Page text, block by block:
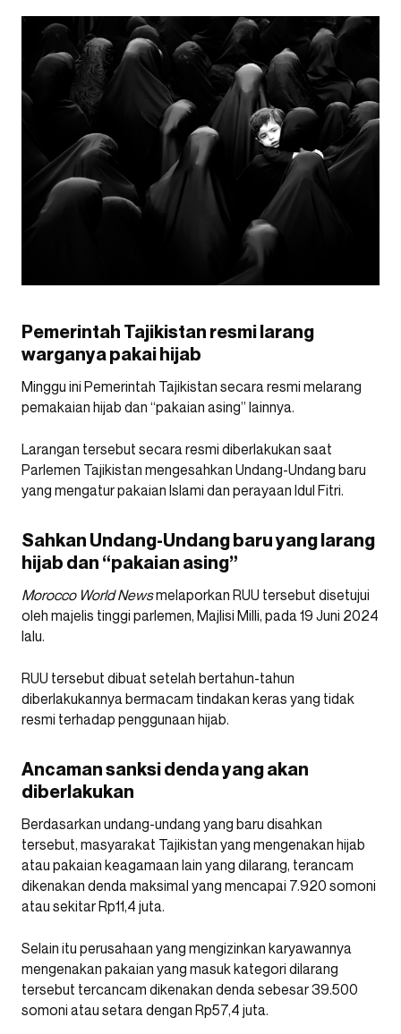
Pemerintah Tajikistan resmi larang
warganya pakai hijab
Minggu ini Pemerintah Tajikistan secara resmi melarang
pemakaian hijab dan “pakaian asing” lainnya.
Larangan tersebut secara resmi diberlakukan saat
Parlemen Tajikistan mengesahkan Undang-Undang baru
yang mengatur pakaian Islami dan perayaan Idul Fitri.
Sahkan Undang-Undang baru yang larang
hijab dan “pakaian asing”
Morocco World Newsmelaporkan RUU tersebut disetujui
oleh majelis tinggi parlemen, Majlisi Milli, pada 19 Juni 2024
lalu.
RUU tersebut dibuat setelah bertahun-tahun
diberlakukannya bermacam tindakan keras yang tidak
resmi terhadap penggunaan hijab.
Ancaman sanksi denda yang akan
diberlakukan
Berdasarkan undang-undang yang baru disahkan
tersebut, masyarakat Tajikistan yang mengenakan hijab
atau pakaian keagamaan lain yang dilarang, terancam
dikenakan denda maksimal yang mencapai 7.920 somoni
atau sekitar Rp11,4 juta.
Selain itu perusahaan yang mengizinkan karyawannya
mengenakan pakaian yang masuk kategori dilarang
tersebut tercancam dikenakan denda sebesar 39.500
somoni atau setara dengan Rp57,4 juta.